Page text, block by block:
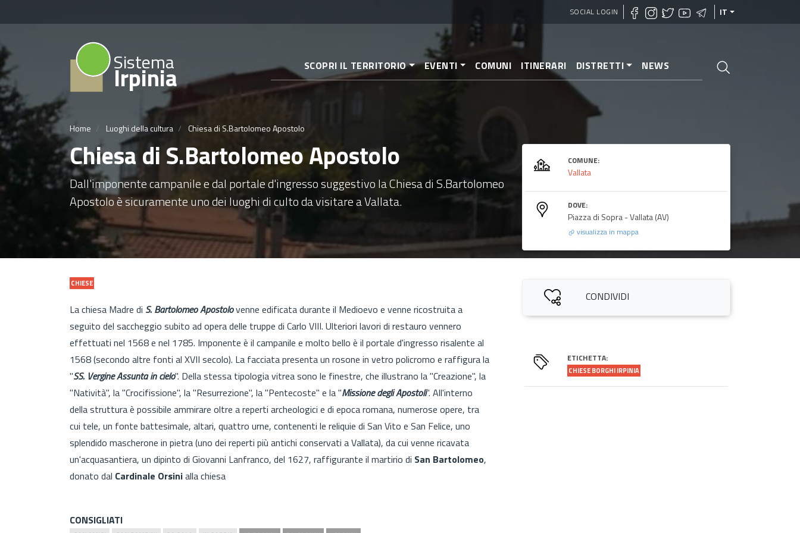
al
contenuto
principale
SOCIAL LOGIN IT
Sistema
Irpinia SCOPRI IL TERRITORIO EVENTI COMUNI ITINERARI DISTRETTI NEWS
Home Luoghi della cultura Chiesa di S.Bartolomeo Apostolo
Chiesa di S.Bartolomeo Apostolo
Dall'imponente campanile e dal portale d'ingresso suggestivo la Chiesa di S.Bartolomeo
Apostolo è sicuramente uno dei luoghi di culto da visitare a Vallata.
CHIESE
La chiesa Madre di S. Bartolomeo Apostolovenne edificata durante il Medioevo e venne ricostruita a
seguito del saccheggio subito ad opera delle truppe di Carlo VIII. Ulteriori lavori di restauro vennero
effettuati nel 1568 e nel 1785. Imponente è il campanile e molto bello è il portale d'ingresso risalente al
1568 (secondo altre fonti al XVII secolo). La facciata presenta un rosone in vetro policromo e raffigura la
"SS. Vergine Assunta in cielo". Della stessa tipologia vitrea sono le finestre, che illustrano la "Creazione", la
"Natività", la "Crocifissione", la "Resurrezione", la "Pentecoste" e la "Missione degli Apostoli". All'interno
della struttura è possibile ammirare oltre a reperti archeologici e di epoca romana, numerose opere, tra
cui tele, un fonte battesimale, altari, quattro urne, contenenti le reliquie di San Vito e San Felice, uno
splendido mascherone in pietra (uno dei reperti più antichi conservati a Vallata), da cui venne ricavata
un'acquasantiera, un dipinto di Giovanni Lanfranco, del 1627, raffigurante il martirio di San Bartolomeo,
donato dal Cardinale Orsinialla chiesa
CONSIGLIATI
COMUNE:
Vallata
DOVE:
Piazza di Sopra - Vallata (AV)
visualizza in mappa
CONDIVIDI
ETICHETTA:
CHIESE BORGHI IRPINIA